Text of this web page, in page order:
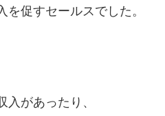
促すセールスでした。
入があったり、